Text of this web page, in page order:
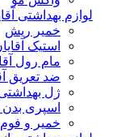
لوازم بهداشتی
خمیر ریش
استیک
مام رول
ضد تعریق
ژل بهداشتی
اسپری بدن
خمیر و